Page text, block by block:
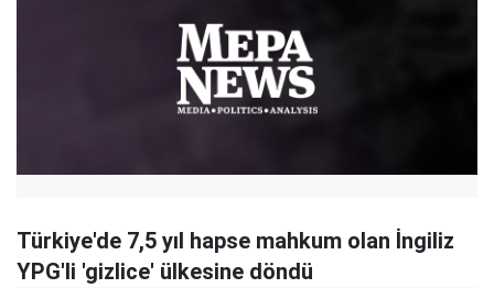
Türkiye'de 7,5 yıl hapse mahkum olan İngiliz
YPG'li 'gizlice' ülkesine döndü